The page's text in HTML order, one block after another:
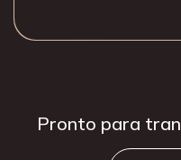
Pronto para